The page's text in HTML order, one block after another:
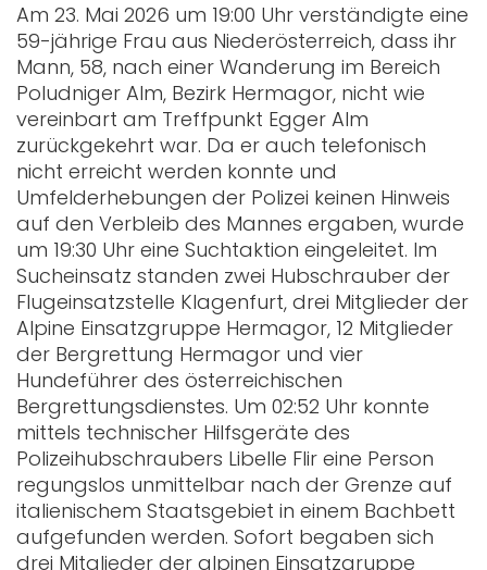
Am 23. Mai 2026 um 19:00 Uhr verständigte eine
59-jährige Frau aus Niederösterreich, dass ihr
Mann, 58, nach einer Wanderung im Bereich
Poludniger Alm, Bezirk Hermagor, nicht wie
vereinbart am Treffpunkt Egger Alm
zurückgekehrt war. Da er auch telefonisch
nicht erreicht werden konnte und
Umfelderhebungen der Polizei keinen Hinweis
auf den Verbleib des Mannes ergaben, wurde
um 19:30 Uhr eine Suchtaktion eingeleitet. Im
Sucheinsatz standen zwei Hubschrauber der
Flugeinsatzstelle Klagenfurt, drei Mitglieder der
Alpine Einsatzgruppe Hermagor, 12 Mitglieder
der Bergrettung Hermagor und vier
Hundeführer des österreichischen
Bergrettungsdienstes. Um 02:52 Uhr konnte
mittels technischer Hilfsgeräte des
Polizeihubschraubers Libelle Flir eine Person
regungslos unmittelbar nach der Grenze auf
italienischem Staatsgebiet in einem Bachbett
aufgefunden werden. Sofort begaben sich
drei Mitglieder der alpinen Einsatzgruppe